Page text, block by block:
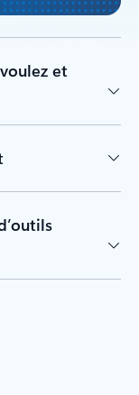
et